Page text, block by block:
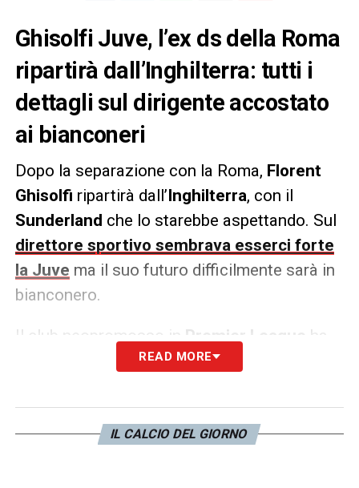
Ghisolfi Juve, l’ex ds della Roma
ripartirà dall’Inghilterra: tutti i
dettagli sul dirigente accostato
ai bianconeri
Dopo la separazione con la Roma, Florent
Ghisolfi ripartirà dall’Inghilterra, con il
Sunderland che lo starebbe aspettando. Sul
direttore sportivo sembrava esserci forte
la Juve ma il suo futuro difficilmente sarà in
bianconero.
Il club neopromosso in Premier League
ha
già avuto contatti con il dirigente francese,
con i Black Catsper il trasferimento diEnzo
Le Fée. A riportarlo èDi Marzio.
READ MORE
IL CALCIO DEL GIORNO